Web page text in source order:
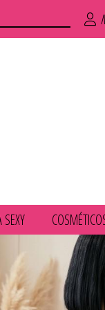
SEXY